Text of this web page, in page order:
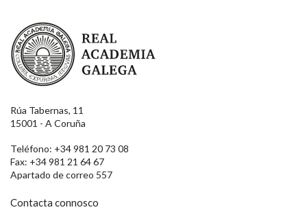
Real Academia Galega
Rúa Tabernas, 11
15001 - A Coruña
Teléfono: +34 981 20 73 08
Fax: +34 981 21 64 67
Apartado de correo 557
Contacta connosco